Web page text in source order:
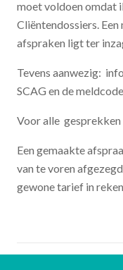
moet voldoen omdat
Cliëntendossiers.
afspraken ligt ter
Tevens aanwezig:
SCAG en de
Voor alle
Een gemaakte
van te voren
gewone tarief in